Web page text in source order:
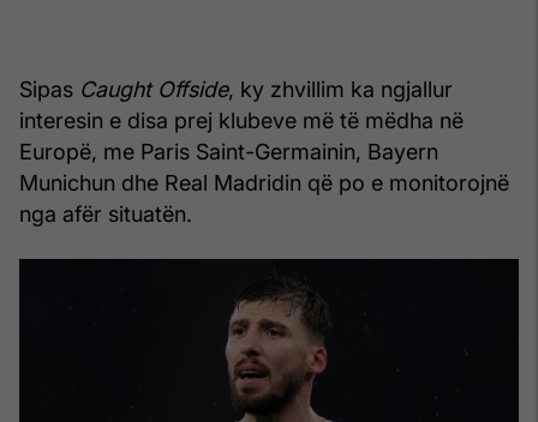
Sipas Caught Offside, ky zhvillim ka ngjallur
interesin e disa prej klubeve më të mëdha në
Europë, me Paris Saint-Germainin, Bayern
Munichun dhe Real Madridin që po e monitorojnë
nga afër situatën.